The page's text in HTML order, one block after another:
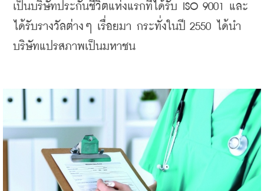
เป็นบริษัทประกันชีวิตแห่งแรกที่ได้รับ ISO 9001 และ
ได้รับรางวัลต่างๆ เรื่อยมา กระทั่ง ในปี 2550 ได้นำ
บริษัทแปรสภาพเป็นมหาชน